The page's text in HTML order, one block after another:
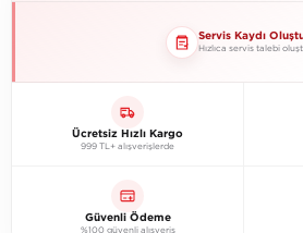
Servis Kaydı
Hızlıca servis talebi
Ücretsiz Hızlı Kargo
999 TL+ alışverişlerde
Güvenli Ödeme
%100 güvenli alışveriş